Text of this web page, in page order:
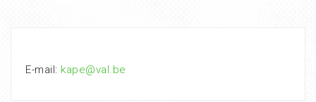
E-mail: kape@val.be